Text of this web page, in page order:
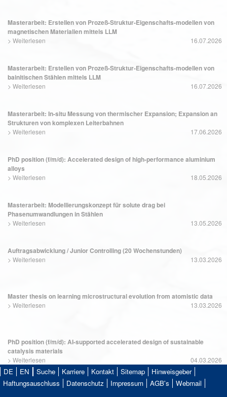
Masterarbeit: Erstellen von Prozeß-Struktur-Eigenschafts-modellen von
magnetischen Materialien mittels LLM
> Weiterlesen 16.07.2026
Masterarbeit: Erstellen von Prozeß-Struktur-Eigenschafts-modellen von
bainitischen Stählen mittels LLM
> Weiterlesen 16.07.2026
Masterarbeit: In-situ Messung von thermischer Expansion; Expansion an
Strukturen von komplexen Leiterbahnen
> Weiterlesen 17.06.2026
PhD position (f/m/d): Accelerated design of high-performance aluminium
alloys
> Weiterlesen 18.05.2026
Masterarbeit: Modellierungskonzept für solute drag bei
Phasenumwandlungen in Stählen
> Weiterlesen 13.05.2026
Auftragsabwicklung / Junior Controlling (20 Wochenstunden)
> Weiterlesen 13.03.2026
Master thesis on learning microstructural evolution from atomistic data
> Weiterlesen 13.03.2026
PhD position (f/m/d): AI-supported accelerated design of sustainable
catalysis materials
> Weiterlesen 04.03.2026
DE EN Suche Karriere Kontakt Sitemap
Hinweisgeber
Haftungsauschluss
Datenschutz Impressum AGB's Webmail